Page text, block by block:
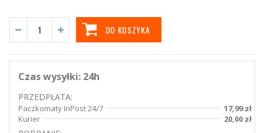
DO KOSZYKA
Czas wysyłki: 24h
PRZEDPŁATA:
Paczkomaty InPost 24/7
17,99 zł
Kurier
20,00 zł